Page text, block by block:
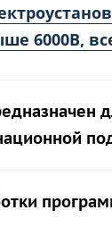
6000В,